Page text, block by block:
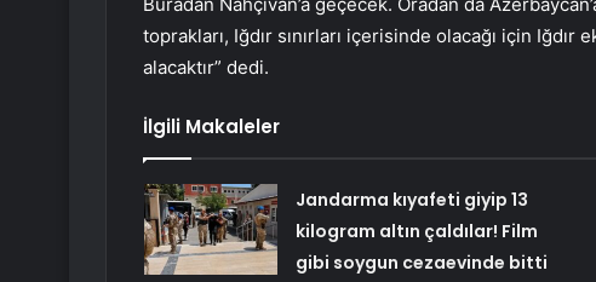
toprakları, Iğdır sınırları içerisinde olacağı için
alacaktır” dedi.
İlgili Makaleler
Jandarma kıyafeti giyip 13
kilogram altın çaldılar! Film
gibi soygun cezaevinde bitti